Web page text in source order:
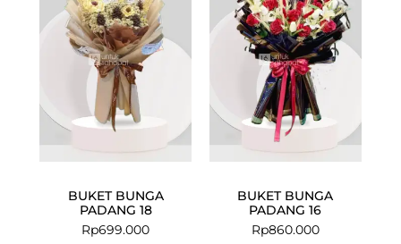
BUKET BUNGA
PADANG 18
Rp699.000
BUKET BUNGA
PADANG 16
Rp860.000